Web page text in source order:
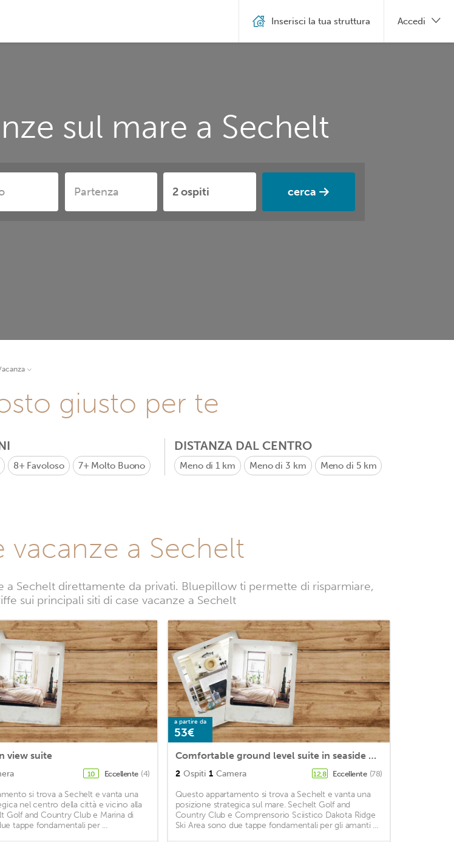
sul mare a Sechelt
cerca
Inserisci la tua struttura Accedi
giusto per te
8+ Favoloso 7+ Molto Buono
DISTANZA DAL CENTRO
Meno di 1 km Meno di 3 km Meno di 5 km
vacanze a Sechelt
Sechelt direttamente da privati. Bluepillow ti permette di risparmiare,
sui principali siti di case vacanze a Sechelt
view suite
10 Eccellente (4)
si trova a Sechelt e vanta una
nel centro della città e vicino alla
Golf and Country Club e Marina di
tappe fondamentali per ...
a partire da
53€
Comfortable ground level suite in seaside Davis Bay
2 Ospiti 1 Camera 12,8 Eccellente (78)
Questo appartamento si trova a Sechelt e vanta una
posizione strategica sul mare. Sechelt Golf and
Country Club e Comprensorio Sciistico Dakota Ridge
Ski Area sono due tappe fondamentali per gli amanti ...